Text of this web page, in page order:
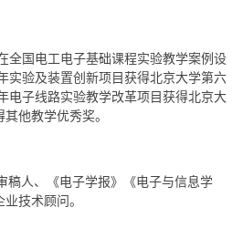
全国电工电子基础课程实验教学案例设
实验及装置创新项目获得北京大学第六
电子线路实验教学改革项目获得北京大
他教学优秀奖。
稿人、《电子学报》《电子与信息学
技术顾问。